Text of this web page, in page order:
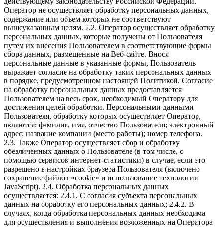
Оператор не осуществляет обработку персональных данных,
содержание или объем которых не соответствуют
вышеуказанным целям. 2.2. Оператор осуществляет обработку
персональных данных, которые получены от Пользователя
путем их внесения Пользователем в соответствующие формы
сбора данных, размещенные на Веб-сайте. Внося
персональные данные в указанные формы, Пользователь
выражает согласие на обработку таких персональных данных
в порядке, предусмотренном настоящей Политикой. Согласие
на обработку персональных данных предоставляется
Пользователем на весь срок, необходимый Оператору для
достижения целей обработки. Персональными данными
Пользователя, обработку которых осуществляет Оператор,
являются: фамилия, имя, отчество Пользователя; электронный
адрес; название компании (место работы); номер телефона.
2.3. Также Оператор осуществляет сбор и обработку
обезличенных данных о Пользователе (в том числе, с
помощью сервисов интернет-статистики) в случае, если это
разрешено в настройках браузера Пользователя (включено
сохранение файлов «cookie» и использование технологии
JavaScript). 2.4. Обработка персональных данных
осуществляется: 2.4.1. С согласия субъекта персональных
данных на обработку его персональных данных; 2.4.2. В
случаях, когда обработка персональных данных необходима
для осуществления и выполнения возложенных на Оператора